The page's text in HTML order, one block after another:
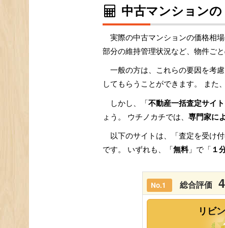
中古マンション
実際の中古マンションの価格相
部分の維持管理状況など、物件ご
一般の方は、これらの要因を考
してもらうことができます。 また、
しかし、「不動産一括査定サイト
ょう。 ウチノカチでは、 専門家に
以下のサイトは、「査定を受け
です。 いずれも、「無料」で「 １